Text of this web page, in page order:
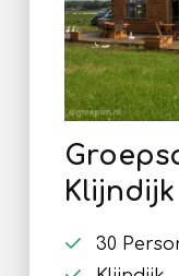
Klijndijk
30